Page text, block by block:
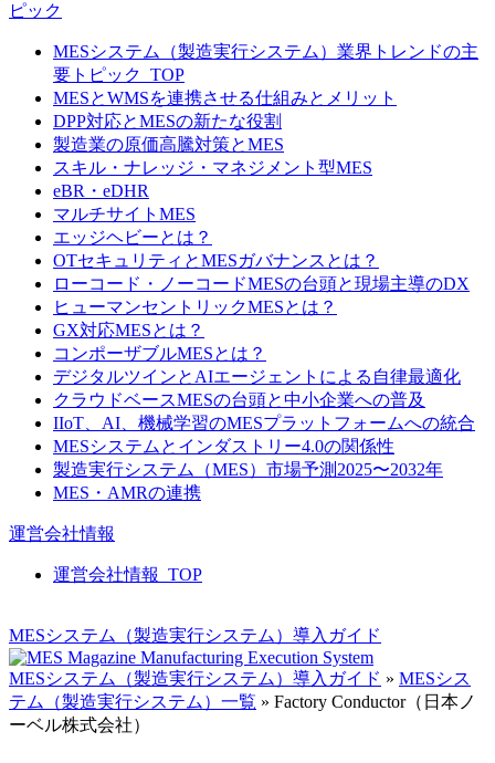
ピック
MESシステム（製造実行システム）業界トレンドの主
要トピック_TOP
MESとWMSを連携させる仕組みとメリット
DPP対応とMESの新たな役割
製造業の原価高騰対策とMES
スキル・ナレッジ・マネジメント型MES
eBR・eDHR
マルチサイトMES
エッジヘビーとは？
OTセキュリティとMESガバナンスとは？
ローコード・ノーコードMESの台頭と現場主導のDX
ヒューマンセントリックMESとは？
GX対応MESとは？
コンポーザブルMESとは？
デジタルツインとAIエージェントによる自律最適化
クラウドベースMESの台頭と中小企業への普及
IIoT、AI、機械学習のMESプラットフォームへの統合
MESシステムとインダストリー4.0の関係性
製造実行システム（MES）市場予測2025〜2032年
MES・AMRの連携
運営会社情報
運営会社情報_TOP
MESシステム（製造実行システム）導入ガイド
MESシステム（製造実行システム）導入ガイド » MESシス
テム（製造実行システム）一覧 » Factory Conductor（日本ノ
ーベル株式会社）